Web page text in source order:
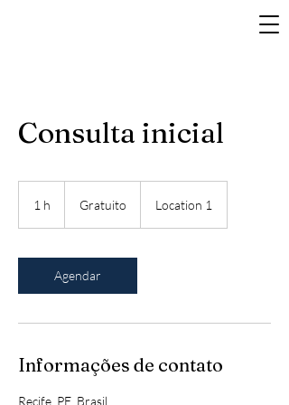
Consulta inicial
1 h Gratuito Location 1
Agendar
Informações de contato
Recife, PE, Brasil